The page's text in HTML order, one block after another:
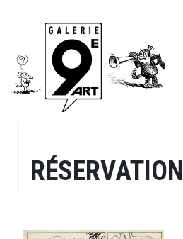
RÉSERVATION